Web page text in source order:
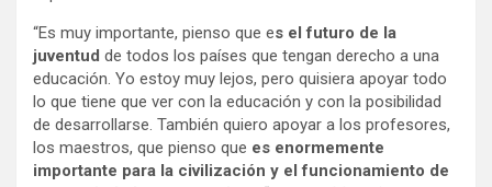
“Es muy importante, pienso que es el futuro de la
juventud de todos los países que tengan derecho a una
educación. Yo estoy muy lejos, pero quisiera apoyar todo
lo que tiene que ver con la educación y con la posibilidad
de desarrollarse. También quiero apoyar a los profesores,
los maestros, que pienso que es enormemente
importante para la civilización y el funcionamiento de